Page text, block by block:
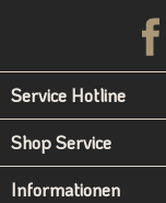
Service Hotline
Shop Service
Informationen